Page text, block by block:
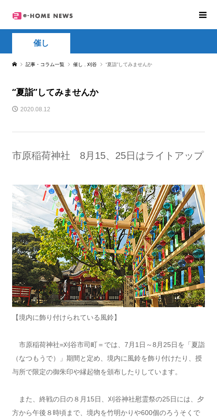
催し
記事・コラム一覧 催し 刈谷 “夏詣”してみませんか
“夏詣”してみませんか
2020.08.12
市原稲荷神社 8月15、25日はライトアップ
【境内に飾り付けられている風鈴】
市原稲荷神社=刈谷市司町＝では、7月1日～8月25日を「夏詣
（なつもうで）」期間と定め、境内に風鈴を飾り付けたり、授
与所で限定の御朱印や縁起物を頒布したりしています。
また、終戦の日の８月15日、刈谷神社慰霊祭の25日には、夕
方から午後８時頃まで、境内を竹明かりや600個のろうそくで